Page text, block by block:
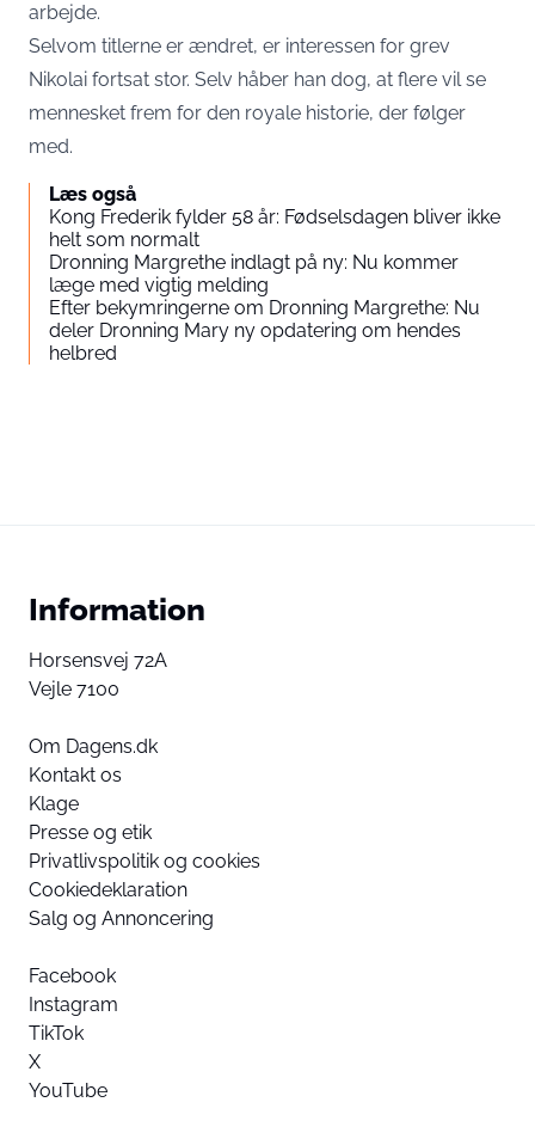
arbejde.
Selvom titlerne er ændret, er interessen for grev
Nikolai fortsat stor. Selv håber han dog, at flere vil se
mennesket frem for den royale historie, der følger
med.
Læs også
Kong Frederik fylder 58 år: Fødselsdagen bliver ikke
helt som normalt
Dronning Margrethe indlagt på ny: Nu kommer
læge med vigtig melding
Efter bekymringerne om Dronning Margrethe: Nu
deler Dronning Mary ny opdatering om hendes
helbred
Information
Horsensvej 72A
Vejle 7100
Om Dagens.dk
Kontakt os
Klage
Presse og etik
Privatlivspolitik og cookies
Cookiedeklaration
Salg og Annoncering
Facebook
Instagram
TikTok
X
YouTube